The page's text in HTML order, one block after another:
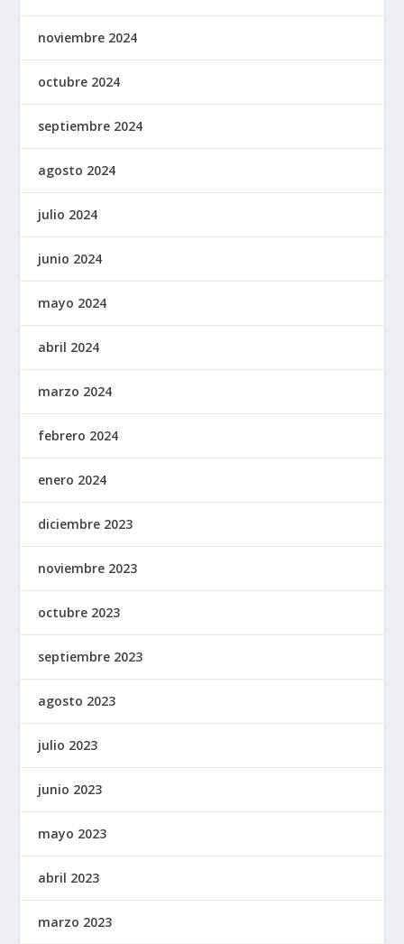
noviembre 2024
octubre 2024
septiembre 2024
agosto 2024
julio 2024
junio 2024
mayo 2024
abril 2024
marzo 2024
febrero 2024
enero 2024
diciembre 2023
noviembre 2023
octubre 2023
septiembre 2023
agosto 2023
julio 2023
junio 2023
mayo 2023
abril 2023
marzo 2023